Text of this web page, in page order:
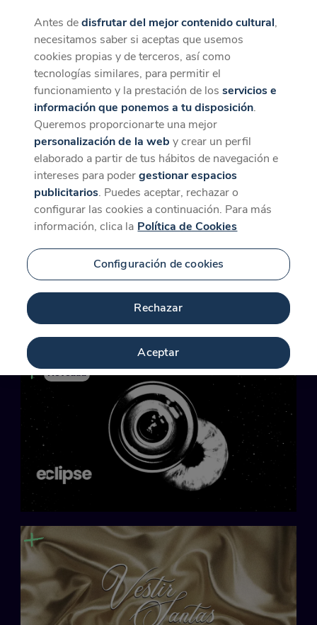
CaixaForum+
La mejor experiencia desde la App
Descargar
Contenido relacionado
para 'De Goya a
Buñuel: elogio de la
radicalidad'
Novedad
Antes dedisfrutar del mejor contenido cultural,
necesitamos saber si aceptas que usemos
cookies propias y de terceros, así como
tecnologías similares, para permitir el
funcionamiento y la prestación de losservicios e
información que ponemos a tu disposición.
Queremos proporcionarte una mejor
personalización de la web y crear un perfil
elaborado a partir de tus hábitos de navegación e
intereses para podergestionar espacios
publicitarios. Puedes aceptar, rechazar o
configurar las cookies a continuación. Para más
información, clica la Política de Cookies
Configuración de cookies
Rechazar
Aceptar